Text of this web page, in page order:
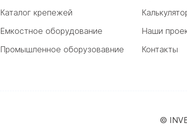
Каталог крепежей
Емкостное оборудование
Промышленное оборузовавние
Наши
Контакты
©